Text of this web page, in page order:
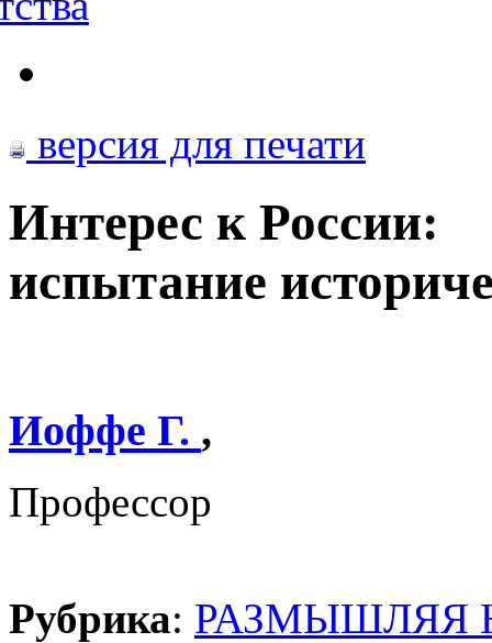
версия для печати
Интерес к России:
испытание
Иоффе Г. ,
Профессор
Рубрика: РАЗМЫШЛЯЯ